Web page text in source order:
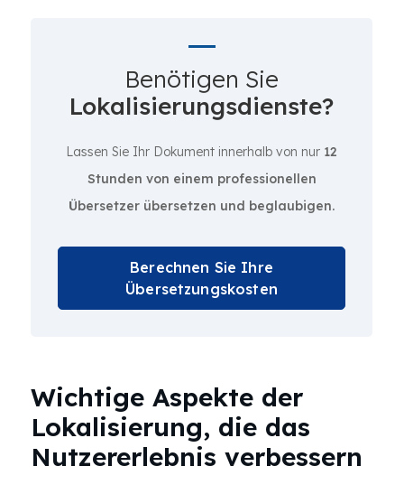
Benötigen Sie
Lokalisierungsdienste?
Lassen Sie Ihr Dokument innerhalb von nur 12
Stunden von einem professionellen
Übersetzer übersetzen und beglaubigen.
Berechnen Sie Ihre
Übersetzungskosten
Wichtige Aspekte der
Lokalisierung, die das
Nutzererlebnis verbessern